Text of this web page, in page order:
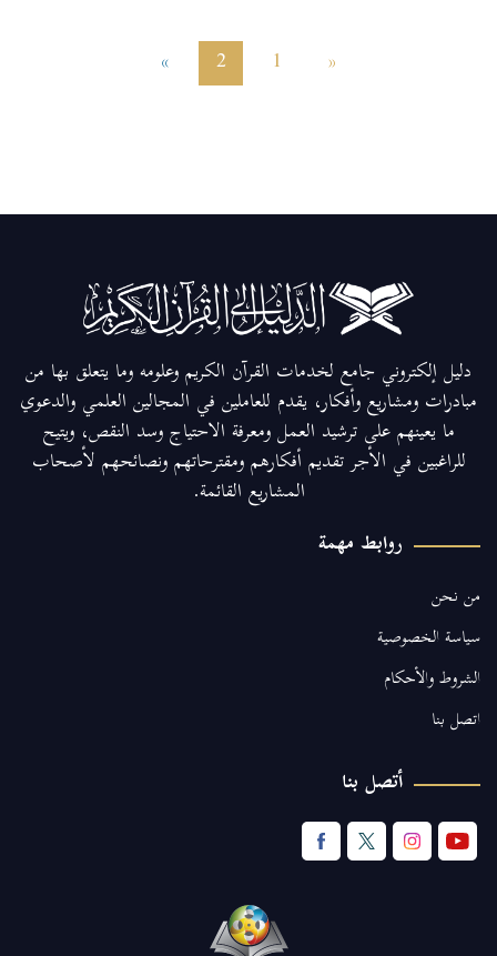
«
1
2
»
دليل إلكتروني جامع لخدمات القرآن الكريم وعلومه وما يتعلق بها من
مبادرات ومشاريع وأفكار، يقدم للعاملين في المجالين العلمي والدعوي
ما يعينهم على ترشيد العمل ومعرفة الاحتياج وسد النقص، ويتيح
للراغبين في الأجر تقديم أفكارهم ومقترحاتهم ونصائحهم لأصحاب
المشاريع القائمة.
روابط مهمة
من نحن
سياسة الخصوصية
الشروط والأحكام
اتصل بنا
أتصل بنا